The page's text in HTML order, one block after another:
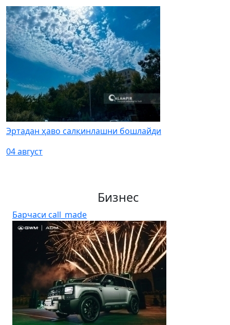
Эртадан ҳаво салқинлашни бошлайди
04 август
Бизнес
Барчаси call_made